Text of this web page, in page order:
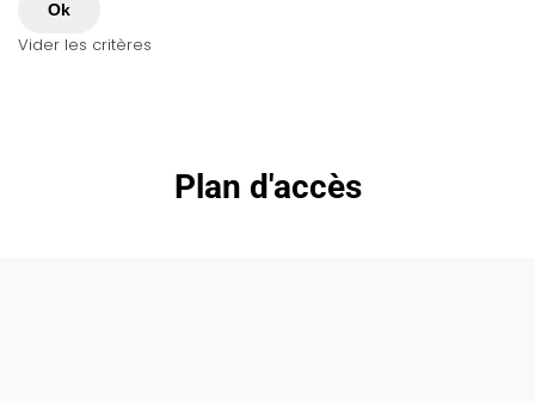
Ok
Vider les critères
Plan d'accès